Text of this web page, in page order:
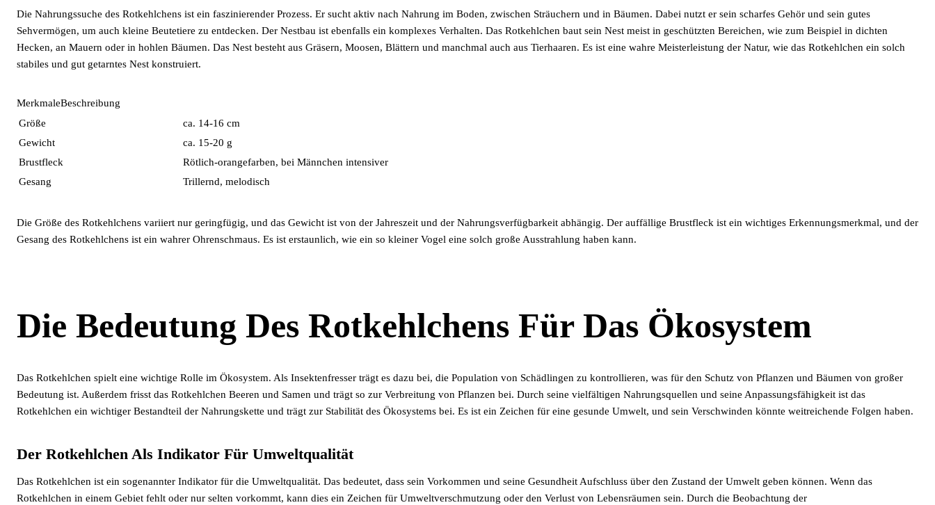
Die Nahrungssuche des Rotkehlchens ist ein faszinierender Prozess. Er sucht aktiv nach Nahrung im Boden, zwischen Sträuchern und in Bäumen. Dabei nutzt er sein scharfes Gehör und sein gutes
Sehvermögen, um auch kleine Beutetiere zu entdecken. Der Nestbau ist ebenfalls ein komplexes Verhalten. Das Rotkehlchen baut sein Nest meist in geschützten Bereichen, wie zum Beispiel in dichten
Hecken, an Mauern oder in hohlen Bäumen. Das Nest besteht aus Gräsern, Moosen, Blättern und manchmal auch aus Tierhaaren. Es ist eine wahre Meisterleistung der Natur, wie das Rotkehlchen ein solch
stabiles und gut getarntes Nest konstruiert.
MerkmaleBeschreibung
Größe
ca. 14-16 cm
Gewicht
ca. 15-20 g
Brustfleck
Rötlich-orangefarben, bei Männchen intensiver
Gesang
Trillernd, melodisch
Die Größe des Rotkehlchens variiert nur geringfügig, und das Gewicht ist von der Jahreszeit und der Nahrungsverfügbarkeit abhängig. Der auffällige Brustfleck ist ein wichtiges Erkennungsmerkmal, und der
Gesang des Rotkehlchens ist ein wahrer Ohrenschmaus. Es ist erstaunlich, wie ein so kleiner Vogel eine solch große Ausstrahlung haben kann.
Die Bedeutung Des Rotkehlchens Für Das Ökosystem
Das Rotkehlchen spielt eine wichtige Rolle im Ökosystem. Als Insektenfresser trägt es dazu bei, die Population von Schädlingen zu kontrollieren, was für den Schutz von Pflanzen und Bäumen von großer
Bedeutung ist. Außerdem frisst das Rotkehlchen Beeren und Samen und trägt so zur Verbreitung von Pflanzen bei. Durch seine vielfältigen Nahrungsquellen und seine Anpassungsfähigkeit ist das
Rotkehlchen ein wichtiger Bestandteil der Nahrungskette und trägt zur Stabilität des Ökosystems bei. Es ist ein Zeichen für eine gesunde Umwelt, und sein Verschwinden könnte weitreichende Folgen haben.
Der Rotkehlchen Als Indikator Für Umweltqualität
Das Rotkehlchen ist ein sogenannter Indikator für die Umweltqualität. Das bedeutet, dass sein Vorkommen und seine Gesundheit Aufschluss über den Zustand der Umwelt geben können. Wenn das
Rotkehlchen in einem Gebiet fehlt oder nur selten vorkommt, kann dies ein Zeichen für Umweltverschmutzung oder den Verlust von Lebensräumen sein. Durch die Beobachtung der